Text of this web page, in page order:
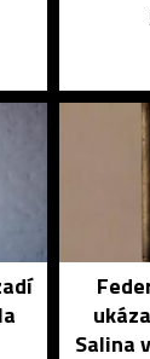
Salina